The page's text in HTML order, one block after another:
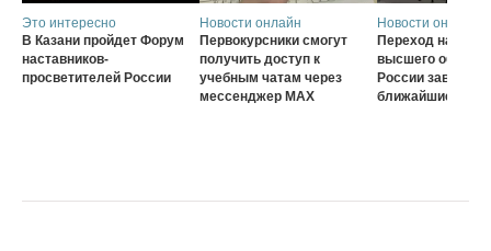
Это интересно
В Казани пройдет Форум
наставников-
просветителей России
Новости онлайн
Первокурсники смогут
получить доступ к
учебным чатам через
мессенджер MAX
Новости онлайн
Переход на
высшего
России
ближайшие три